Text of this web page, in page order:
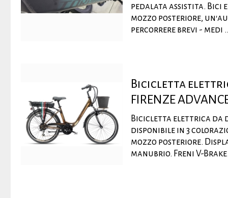
pedalata assistita. Bici
mozzo posteriore,
percorrere brevi - medi
Bicicletta
FIRENZE
Bicicletta elettrica da
disponibile in 3
mozzo posteriore.
manubrio. Freni V-